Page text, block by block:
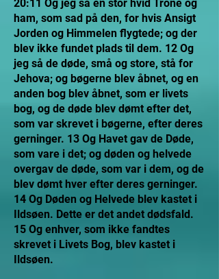
20:11 Og jeg så en stor hvid Trone og
ham, som sad på den, for hvis Ansigt
Jorden og Himmelen flygtede; og der
blev ikke fundet plads til dem. 12 Og
jeg så de døde, små og store, stå for
Jehova; og bøgerne blev åbnet, og en
anden bog blev åbnet, som er livets
bog, og de døde blev dømt efter det,
som var skrevet i bøgerne, efter deres
gerninger. 13 Og Havet gav de Døde,
som vare i det; og døden og helvede
overgav de døde, som var i dem, og de
blev dømt hver efter deres gerninger.
14 Og Døden og Helvede blev kastet i
Ildsøen. Dette er det andet dødsfald.
15 Og enhver, som ikke fandtes
skrevet i Livets Bog, blev kastet i
Ildsøen.